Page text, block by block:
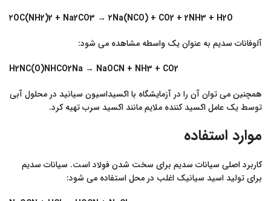
۲OC(NH2)2 + Na2CO3 → ۲Na(NCO) + CO2 + 2NH3 + H2O
آلوفانات سدیم به عنوان یک واسطه مشاهده می شود:
H2NC(O)NHCO2Na → NaOCN + NH3 + CO2
همچنین می توان آن را در آزمایشگاه با اکسیداسیون سیانید در محلول آبی
توسط یک عامل اکسید کننده ملایم مانند اکسید سرب تهیه کرد.
موارد استفاده
کاربرد اصلی سیانات سدیم برای سخت شدن فولاد است. سیانات سدیم
برای تولید اسید سیانیک اغلب در محل استفاده می شود: